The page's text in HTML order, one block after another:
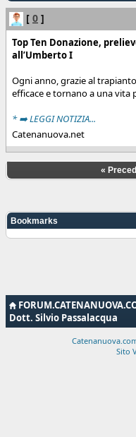
[ 0 ]
Top Ten Donazione,
all’Umberto I
Ogni anno, grazie al
efficace e tornano a una vita
* ➡️ LEGGI NOTIZIA...
Catenanuova.net
«
Bookmarks
Dott. Silvio Passalacqua
Sito